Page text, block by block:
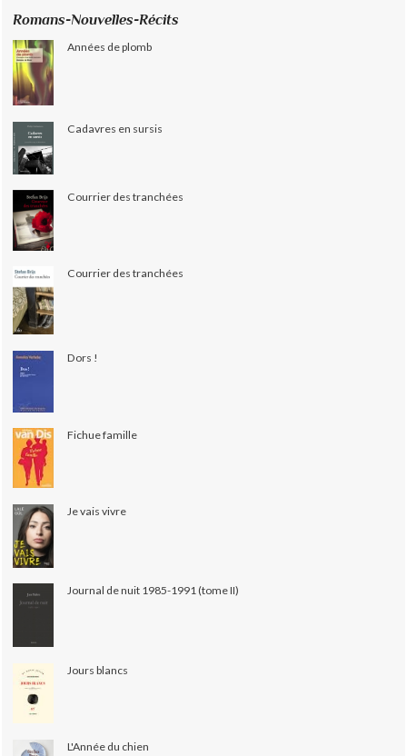
Romans-Nouvelles-Récits
Années de plomb
Cadavres en sursis
Courrier des tranchées
Courrier des tranchées
Dors !
Fichue famille
Je vais vivre
Journal de nuit 1985-1991 (tome II)
Jours blancs
L'Année du chien